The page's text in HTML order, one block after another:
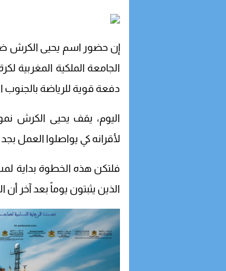
الجامعة الملكية
دفعة قوية للرياضة بالجنوب
اليوم، يقف يحيى الكرش
لأقرانه كي يواصلوا العمل
فلتكن هذه الخطوة بداية
الذين يثبتون يوماً بعد آخر